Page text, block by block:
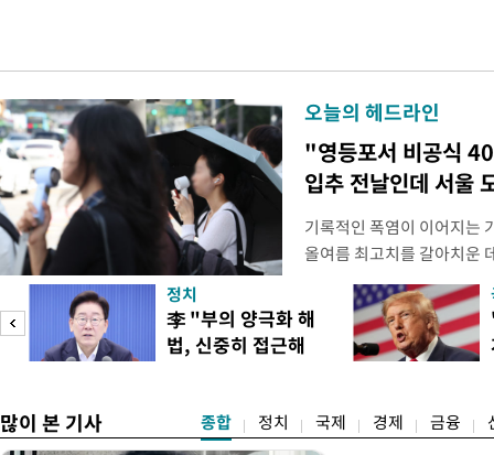
오늘의 헤드라인
"영등포서 비공식
입추 전날인데 서울
기록적인 폭염이 이어지는
올여름 최고치를 갈아치운
시15분 39.9도까지 치솟
청에 따르면 이날 오후 4시
관측(ASOS) 기준 37.9도
했다. 관측 이래 역대 5위
정치
李 "부의 양극화 해
법, 신중히 접근해
많이 본 기사 종합 정치 국제 경제 금융